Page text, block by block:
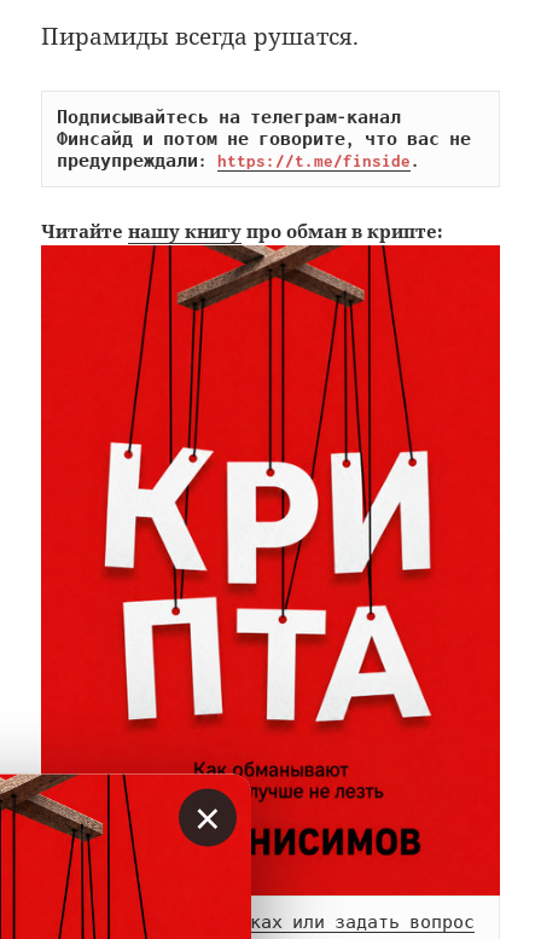
Пирамиды всегда рушатся.
Подписывайтесь на телеграм-канал
Финсайд и потом не говорите, что вас не
предупреждали: https://t.me/finside.
Читайтенашу книгу про обман в крипте:
Сообщить о мошенниках или задать вопрос
×